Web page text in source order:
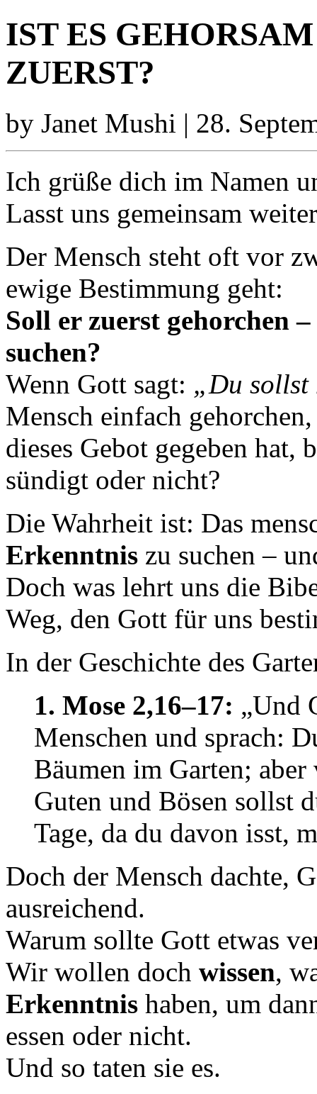
IST ES
ZUERST?
by Janet Mushi | 28.
Ich grüße dich im Namen
Lasst uns gemeinsam
Der Mensch steht oft vor
ewige Bestimmung geht:
Soll er zuerst gehorchen
suchen?
Wenn Gott sagt: „Du sollst
Mensch einfach
dieses Gebot gegeben hat,
sündigt oder nicht?
Die Wahrheit ist: Das
Erkenntnis zu suchen –
Doch was lehrt uns die
Weg, den Gott für uns
In der Geschichte des
1. Mose 2,16–17: „Und
Menschen und sprach:
Bäumen im Garten;
Guten und Bösen sollst
Tage, da du davon isst,
Doch der Mensch dachte,
ausreichend.
Warum sollte Gott etwas
Wir wollen doch wissen,
Erkenntnis haben, um
essen oder nicht.
Und so taten sie es.